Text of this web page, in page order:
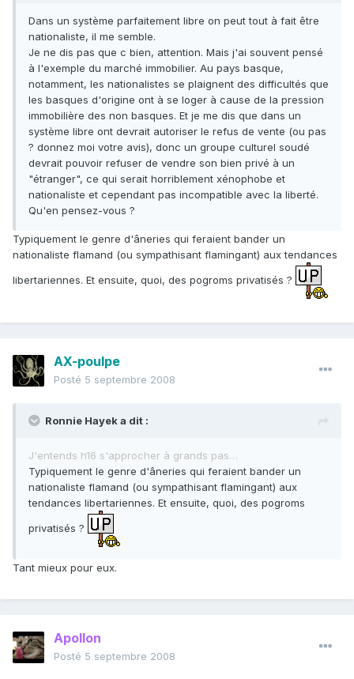
Dans un système parfaitement libre on peut tout à fait être
nationaliste, il me semble.
Je ne dis pas que c bien, attention. Mais j'ai souvent pensé
à l'exemple du marché immobilier. Au pays basque,
notamment, les nationalistes se plaignent des difficultés que
les basques d'origine ont à se loger à cause de la pression
immobilière des non basques. Et je me dis que dans un
système libre ont devrait autoriser le refus de vente (ou pas
? donnez moi votre avis), donc un groupe culturel soudé
devrait pouvoir refuser de vendre son bien privé à un
"étranger", ce qui serait horriblement xénophobe et
nationaliste et cependant pas incompatible avec la liberté.
Qu'en pensez-vous ?
Typiquement le genre d'âneries qui feraient bander un
nationaliste flamand (ou sympathisant flamingant) aux tendances
libertariennes. Et ensuite, quoi, des pogroms privatisés ?
AX-poulpe
Posté 5 septembre 2008
Ronnie Hayek a dit :
J'entends h16 s'approcher à grands pas…
Typiquement le genre d'âneries qui feraient bander un
nationaliste flamand (ou sympathisant flamingant) aux
tendances libertariennes. Et ensuite, quoi, des pogroms
privatisés ?
Tant mieux pour eux.
Apollon
Posté 5 septembre 2008